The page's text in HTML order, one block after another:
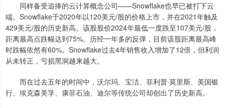
同样备受追捧的云计算概念公司——Snowflake也早已被打下云
端。Snowflake于2020年以120美元/股的价格上市，并在2021年触及
429美元/股的历史新高。该股股价2024年最低一度跌至107美元/股，
距离最高点跌幅达到75%。历经一年多的反弹，目前该股距离最高峰
时跌幅依然有60%。Snowflake过去4年销售收入增加了12倍，但利润
从未转正，亏损黑洞越来越大。
而在过去五年的时间中，沃尔玛、宝洁、菲利普·莫里斯、美国银
行、埃克森美孚、康菲石油、迪尔等传统公司却创出了历史新高。